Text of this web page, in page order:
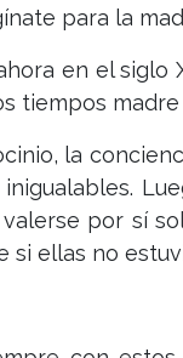
para la
en el siglo
tiempos
la
por sí
si ellas no